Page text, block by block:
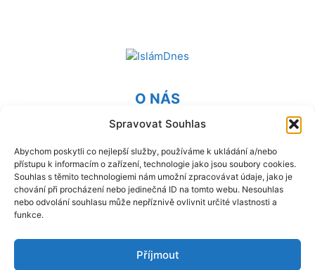
Spravovat Souhlas
Abychom poskytli co nejlepší služby, používáme k ukládání a/nebo
přístupu k informacím o zařízení, technologie jako jsou soubory cookies.
Souhlas s těmito technologiemi nám umožní zpracovávat údaje, jako je
chování při procházení nebo jedinečná ID na tomto webu. Nesouhlas
nebo odvolání souhlasu může nepříznivě ovlivnit určité vlastnosti a
funkce.
Příjmout
O NÁS
Provozovatel webu Islámská nadace v Praze. Blatská 1491
198 00 Praha 9 - Kyje
Kontaktujte nás:info@islam.cz